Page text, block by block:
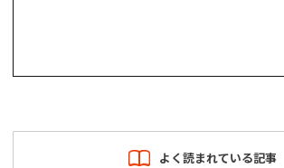
よく読まれている記事